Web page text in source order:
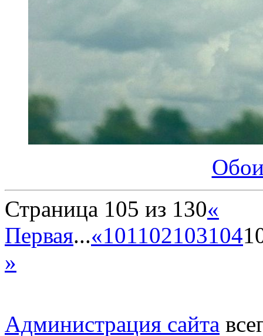
Страница 105 из 130«
Первая...«101102103104
»
Администрация сайта